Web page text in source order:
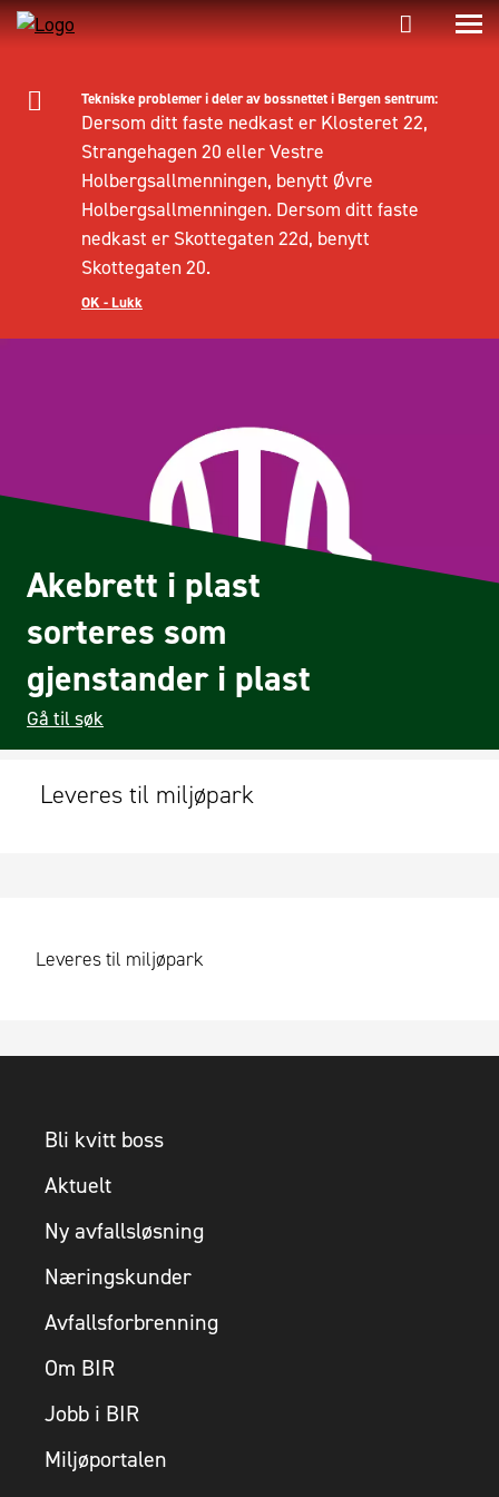
Tekniske problemer i deler av bossnettet i Bergen sentrum:
Dersom ditt faste nedkast er Klosteret 22,
Strangehagen 20 eller Vestre
Holbergsallmenningen, benytt Øvre
Holbergsallmenningen. Dersom ditt faste
nedkast er Skottegaten 22d, benytt
Skottegaten 20.
OK - Lukk
Akebrett i plast
sorteres som
gjenstander i plast
Gå til søk
Leveres til miljøpark
Leveres til miljøpark
Bli kvitt boss
Aktuelt
Ny avfallsløsning
Næringskunder
Avfallsforbrenning
Om BIR
Jobb i BIR
Miljøportalen